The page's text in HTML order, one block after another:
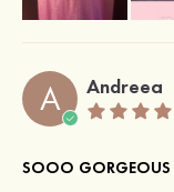
A Andreea
SOOO GORGEOUS